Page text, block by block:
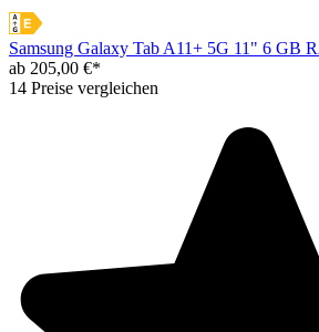
Samsung Galaxy Tab A11+ 5G 11" 6 GB
ab 205,00 €*
14 Preise vergleichen